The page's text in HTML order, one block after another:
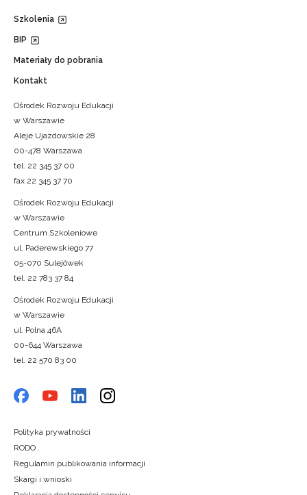
Szkolenia
BIP
Materiały do pobrania
Kontakt
Ośrodek Rozwoju Edukacji
w Warszawie
Aleje Ujazdowskie 28
00-478 Warszawa
tel. 22 345 37 00
fax 22 345 37 70
Ośrodek Rozwoju Edukacji
w Warszawie
Centrum Szkoleniowe
ul. Paderewskiego 77
05-070 Sulejówek
tel. 22 783 37 84
Ośrodek Rozwoju Edukacji
w Warszawie
ul. Polna 46A
00-644 Warszawa
tel. 22 570 83 00
Polityka prywatności
RODO
Regulamin publikowania informacji
Skargi i wnioski